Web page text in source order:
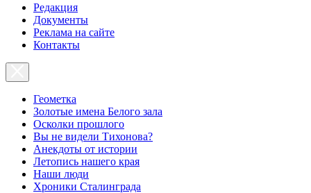
Редакция
Документы
Реклама на сайте
Контакты
Геометка
Золотые имена Белого зала
Осколки прошлого
Вы не видели Тихонова?
Анекдоты от истории
Летопись нашего края
Наши люди
Хроники Сталинграда